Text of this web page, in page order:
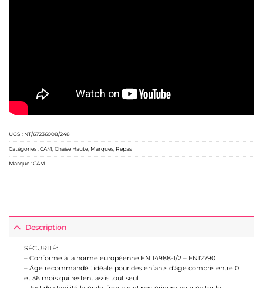
UGS : NT/67236008/248
Catégories :CAM Chaise Haute Marques Repas
Marque :CAM
Description
SÉCURITÉ:
– Conforme à la norme européenne EN 14988-1/2 – EN12790
– Âge recommandé : idéale pour des enfants d’âge compris entre 0
et 36 mois qui restent assis tout seul